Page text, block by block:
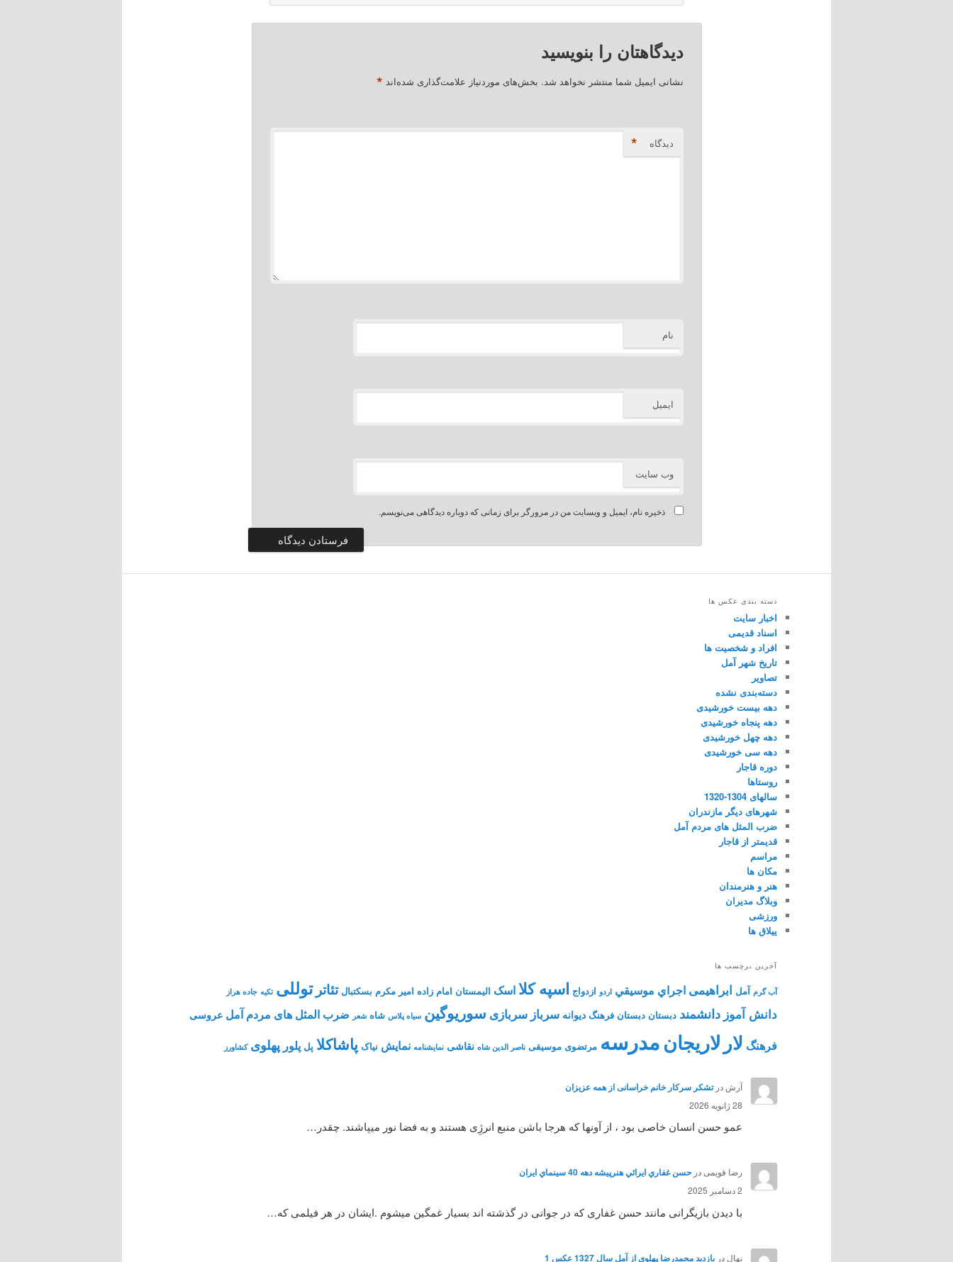
دیدگاهتان را بنویسید
نشانی ایمیل شما منتشر نخواهد شد. بخش‌های موردنیاز علامت‌گذاری شده‌اند *
دیدگاه *
نام
ایمیل
وب‌ سایت
ذخیره نام، ایمیل و وبسایت من در مرورگر برای زمانی که دوباره دیدگاهی می‌نویسم.
دسته بندی عکس ها
اخبار سایت
اسناد قدیمی
افراد و شخصیت ها
تاریخ شهر آمل
تصاویر
دسته‌بندی نشده
دهه بیست خورشیدی
دهه پنجاه خورشیدی
دهه چهل خورشیدی
دهه سی خورشیدی
دوره قاجار
روستاها
سالهای 1304-1320
شهرهای دیگر مازندران
ضرب المثل های مردم آمل
قدیمتر از قاجار
مراسم
مکان ها
هنر و هنرمندان
وبلاگ مدیران
ورزشی
ییلاق ها
آخرین برچسب ها
آب گرم آمل ابراهیمی اجراي موسيقي اردو ازدواج اسپه کلااسک الیمستان امام زاده امیر مکرم بسکتبال تئاتر توللی تکیه جاده هراز
دانش آموز دانشمند دبستان دبستان فرهنگ دیوانه سرباز سربازی سوریوگین سیاه پلاس شاه شعر ضرب المثل های مردم آمل عروسی
فرهنگ لار لاریجانمدرسه مرتضوی موسیقی ناصر الدین شاه نقاشی نمايشنامه نمایش نیاک پاشاکلا پل پلور پهلوی کشاورز
آرش درتشکر سرکار خانم خراسانی از همه عزیزان
28 ژانویه 2026
عمو حسن انسان خاصی بود ، از آونها که هرجا باشن منبع انرژِی هستند و به فضا نور میپاشند. چقدر…
رضا قویمی در حسن غفاري ايرائي هنرپيشه دهه 40 سينماي ايران
2 دسامبر 2025
با دیدن بازیگرانی مانند حسن غفاری که در جوانی در گذشته اند بسیار غمگین میشوم .ایشان در هر فیلمی که…
نهال در بازدید محمدرضا پهلوی از آمل سال 1327 عکس 1